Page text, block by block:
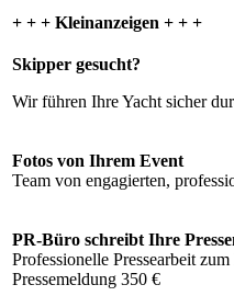
+ + + Kleinanzeigen + + +
Skipper gesucht?
Wir führen Ihre Yacht sicher
Fotos von Ihrem Event
Team von engagierten,
PR-Büro schreibt Ihre
Professionelle Pressearbeit zum
Pressemeldung 350 €